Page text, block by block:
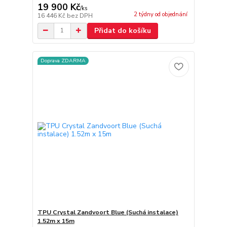
19 900 Kč/ks
16 446 Kč bez DPH 2 týdny od objednání
Přidat do košíku
Doprava ZDARMA
TPU Crystal Zandvoort Blue (Suchá instalace)
1.52m x 15m